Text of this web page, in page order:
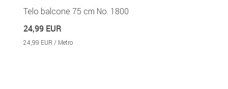
Telo balcone 75 cm No. 1800
24,99 EUR
24,99 EUR / Metro